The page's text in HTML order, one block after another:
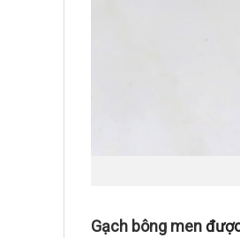
Gạch bông men